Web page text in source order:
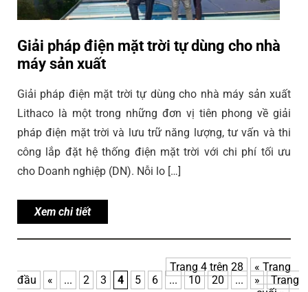
Giải pháp điện mặt trời tự dùng cho nhà
máy sản xuất
Giải pháp điện mặt trời tự dùng cho nhà máy sản xuất
Lithaco là một trong những đơn vị tiên phong về giải
pháp điện mặt trời và lưu trữ năng lượng, tư vấn và thi
công lắp đặt hệ thống điện mặt trời với chi phí tối ưu
cho Doanh nghiệp (DN). Nỗi lo […]
Xem chi tiết
Trang 4 trên 28
« Trang
đầu
« ... 2 3 4 5 6 ... 10 20 ... »
Trang